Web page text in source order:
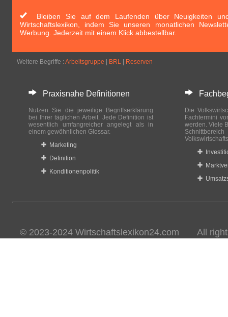
Bleiben Sie auf dem Laufenden über Neuigkeiten
Wirtschaftslexikon, indem Sie unseren monatlichen
Werbung. Jederzeit mit einem Klick abbestellbar.
Weitere Begriffe : Arbeitsgruppe BRL Reserven
Praxisnahe Definitionen
Nutzen Sie die jeweilige Begriffserklärung
bei Ihrer täglichen Arbeit. Jede Definition ist
wesentlich umfangreicher angelegt als in
einem gewöhnlichen Glossar.
Marketing
Definition
Konditionenpolitik
Die
Fachtermini
werden. Viele
© 2023-2024 Wirtschaftslexikon24.com All